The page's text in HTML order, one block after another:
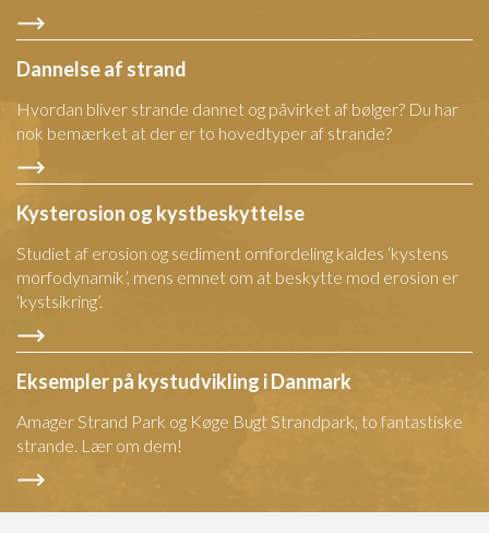
Dannelse af strand
Hvordan bliver strande dannet og påvirket af bølger? Du har
nok bemærket at der er to hovedtyper af strande?
Kysterosion og kystbeskyttelse
Studiet af erosion og sediment omfordeling kaldes ‘kystens
morfodynamik’, mens emnet om at beskytte mod erosion er
‘kystsikring’.
Eksempler på kystudvikling i Danmark
Amager Strand Park og Køge Bugt Strandpark, to fantastiske
strande. Lær om dem!